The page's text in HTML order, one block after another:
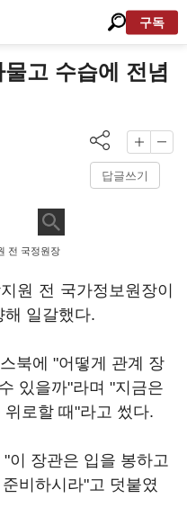
구독
고 수습에 전념
답글쓰기
전 국정원장
원 전 국가정보원장이
해 일갈했다.
북에 "어떻게 관계 장
있을까"라며 "지금은
로할 때"라고 썼다.
이 장관은 입을 봉하고
비하시라"고 덧붙였